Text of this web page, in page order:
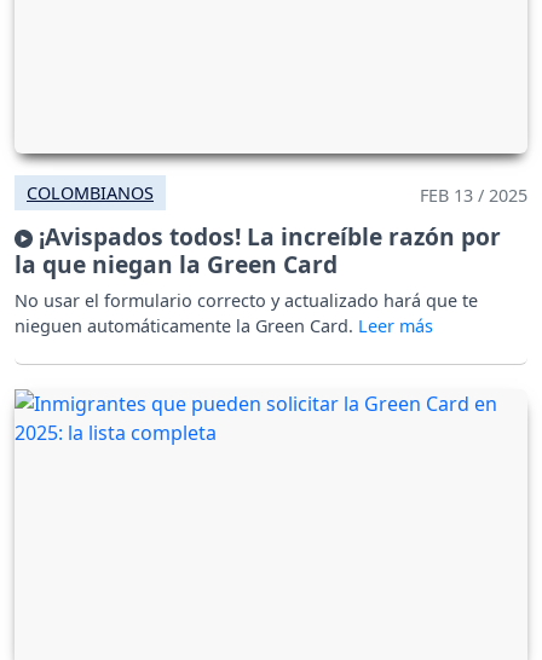
COLOMBIANOS FEB 13 / 2025
¡Avispados todos! La increíble razón por
la que niegan la Green Card
No usar el formulario correcto y actualizado hará que te
nieguen automáticamente la Green Card.